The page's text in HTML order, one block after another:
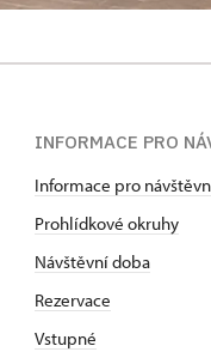
INFORMACE PRO
Informace pro
Prohlídkové okruhy
Návštěvní doba
Rezervace
Vstupné